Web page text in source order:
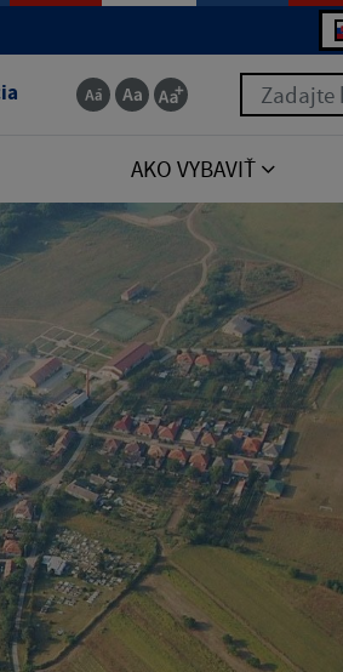
Zadajte
AKO VYBAVIŤ